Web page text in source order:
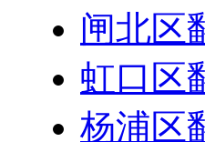
闸北区
虹口区
杨浦区